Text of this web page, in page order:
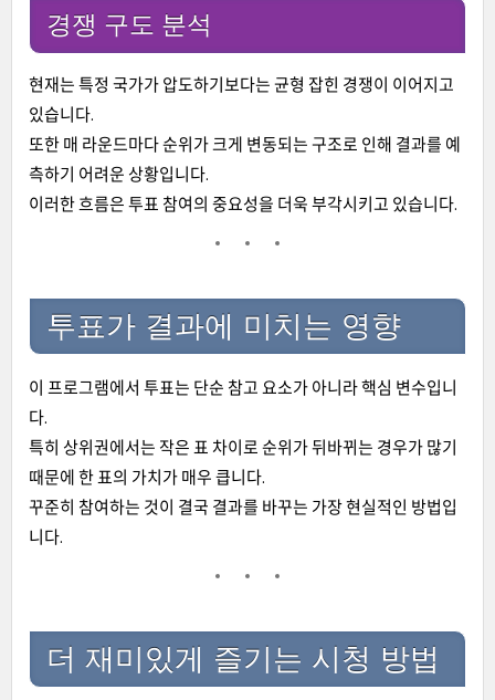
경쟁 구도 분석
현재는 특정 국가가 압도하기보다는 균형 잡힌 경쟁이 이어지고
있습니다.
또한 매 라운드마다 순위가 크게 변동되는 구조로 인해 결과를 예
측하기 어려운 상황입니다.
이러한 흐름은 투표 참여의 중요성을 더욱 부각시키고 있습니다.
투표가 결과에 미치는 영향
이 프로그램에서 투표는 단순 참고 요소가 아니라 핵심 변수입니
다.
특히 상위권에서는 작은 표 차이로 순위가 뒤바뀌는 경우가 많기
때문에 한 표의 가치가 매우 큽니다.
꾸준히 참여하는 것이 결국 결과를 바꾸는 가장 현실적인 방법입
니다.
더 재미있게 즐기는 시청 방법